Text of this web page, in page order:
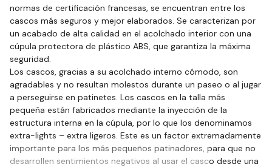
normas de certificación francesas, se encuentran entre los
cascos más seguros y mejor elaborados. Se caracterizan por
un acabado de alta calidad en el acolchado interior con una
cúpula protectora de plástico ABS, que garantiza la máxima
seguridad.
Los cascos, gracias a su acolchado interno cómodo, son
agradables y no resultan molestos durante un paseo o al jugar
a perseguirse en patinetes. Los cascos en la talla más
pequeña están fabricados mediante la inyección de la
estructura interna en la cúpula, por lo que los denominamos
extra-lights – extra ligeros. Este es un factor extremadamente
importante para los más pequeños patinadores, para que no
desarrollen sentimientos negativos al usar el casco desde una